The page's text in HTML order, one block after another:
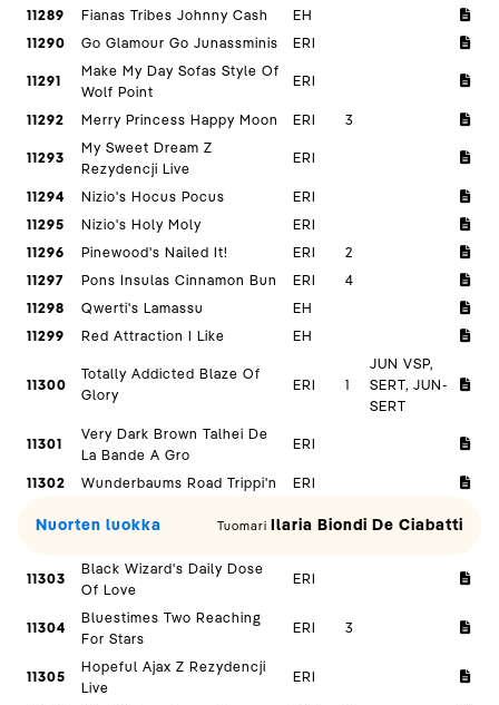
11289 Fianas Tribes Johnny Cash
EH
11290
Go Glamour Go Junassminis ERI
11291
Make My Day Sofas Style Of
Wolf Point
ERI
11292 Merry Princess Happy Moon ERI 3
11293
My Sweet Dream Z
Rezydencji Live
ERI
11294 Nizio's Hocus Pocus
ERI
11295
Nizio's Holy Moly
ERI
11296
Pinewood's Nailed It! ERI
2
11297
Pons Insulas Cinnamon Bun ERI
4
11298
Qwerti's Lamassu
EH
11299
Red Attraction I Like EH
11300
Totally Addicted Blaze Of
Glory
ERI 1
JUN VSP,
SERT, JUN-
SERT
11301
Very Dark Brown Talhei De
La Bande A Gro
ERI
11302 Wunderbaums Road Trippi'n ERI
Nuorten luokka Tuomari Ilaria Biondi De Ciabatti
11303
Black Wizard's Daily Dose
Of Love
ERI
11304
Bluestimes Two Reaching
For Stars
ERI 3
11305
Hopeful Ajax Z Rezydencji
Live
ERI